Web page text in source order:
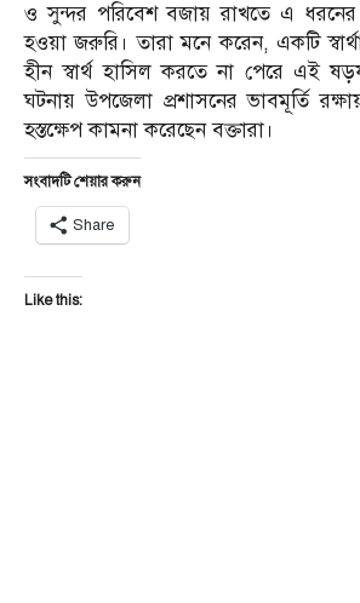
ও সুন্দর পরিবেশ বজায় রাখতে এ ধরনের
হওয়া জরুরি। তারা মনে করেন, একটি
হীন স্বার্থ হাসিল করতে না পেরে এই
ঘটনায় উপজেলা প্রশাসনের ভাবমূর্তি
হস্তক্ষেপ কামনা করেছেন বক্তারা।
সংবাদটি শেয়ার করুন
Share
Like this: